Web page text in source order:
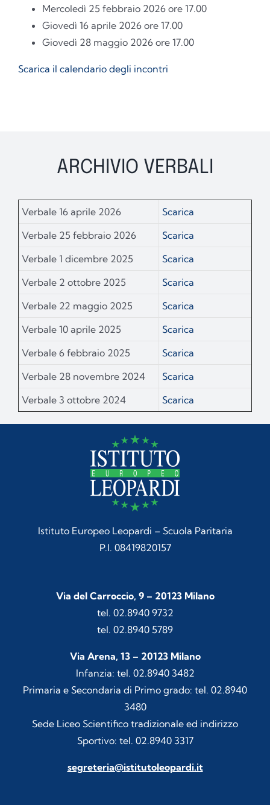
Mercoledì 25 febbraio 2026 ore 17.00
Giovedì 16 aprile 2026 ore 17.00
Giovedì 28 maggio 2026 ore 17.00
Scarica il calendario degli incontri
ARCHIVIO VERBALI
Verbale 16 aprile 2026
Scarica
Verbale 25 febbraio 2026
Scarica
Verbale 1 dicembre 2025
Scarica
Verbale 2 ottobre 2025
Scarica
Verbale 22 maggio 2025
Scarica
Verbale 10 aprile 2025
Scarica
Verbale 6 febbraio 2025
Scarica
Verbale 28 novembre 2024
Scarica
Verbale 3 ottobre 2024
Scarica
Istituto Europeo Leopardi – Scuola Paritaria
P.I. 08419820157
Via del Carroccio, 9 – 20123 Milano
tel. 02.8940 9732
tel. 02.8940 5789
Via Arena, 13 – 20123 Milano
Infanzia: tel. 02.8940 3482
Primaria e Secondaria di Primo grado: tel. 02.8940
3480
Sede Liceo Scientifico tradizionale ed indirizzo
Sportivo: tel. 02.8940 3317
segreteria@istitutoleopardi.it